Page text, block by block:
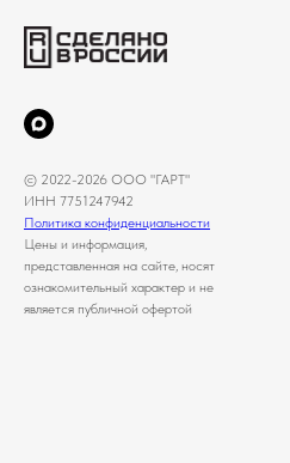
© 2022-2026 ООО "ГАРТ"
ИНН 7751247942
Политика конфиденциальности
Цены и информация,
представленная на сайте, носят
ознакомительный характер и не
является публичной офертой